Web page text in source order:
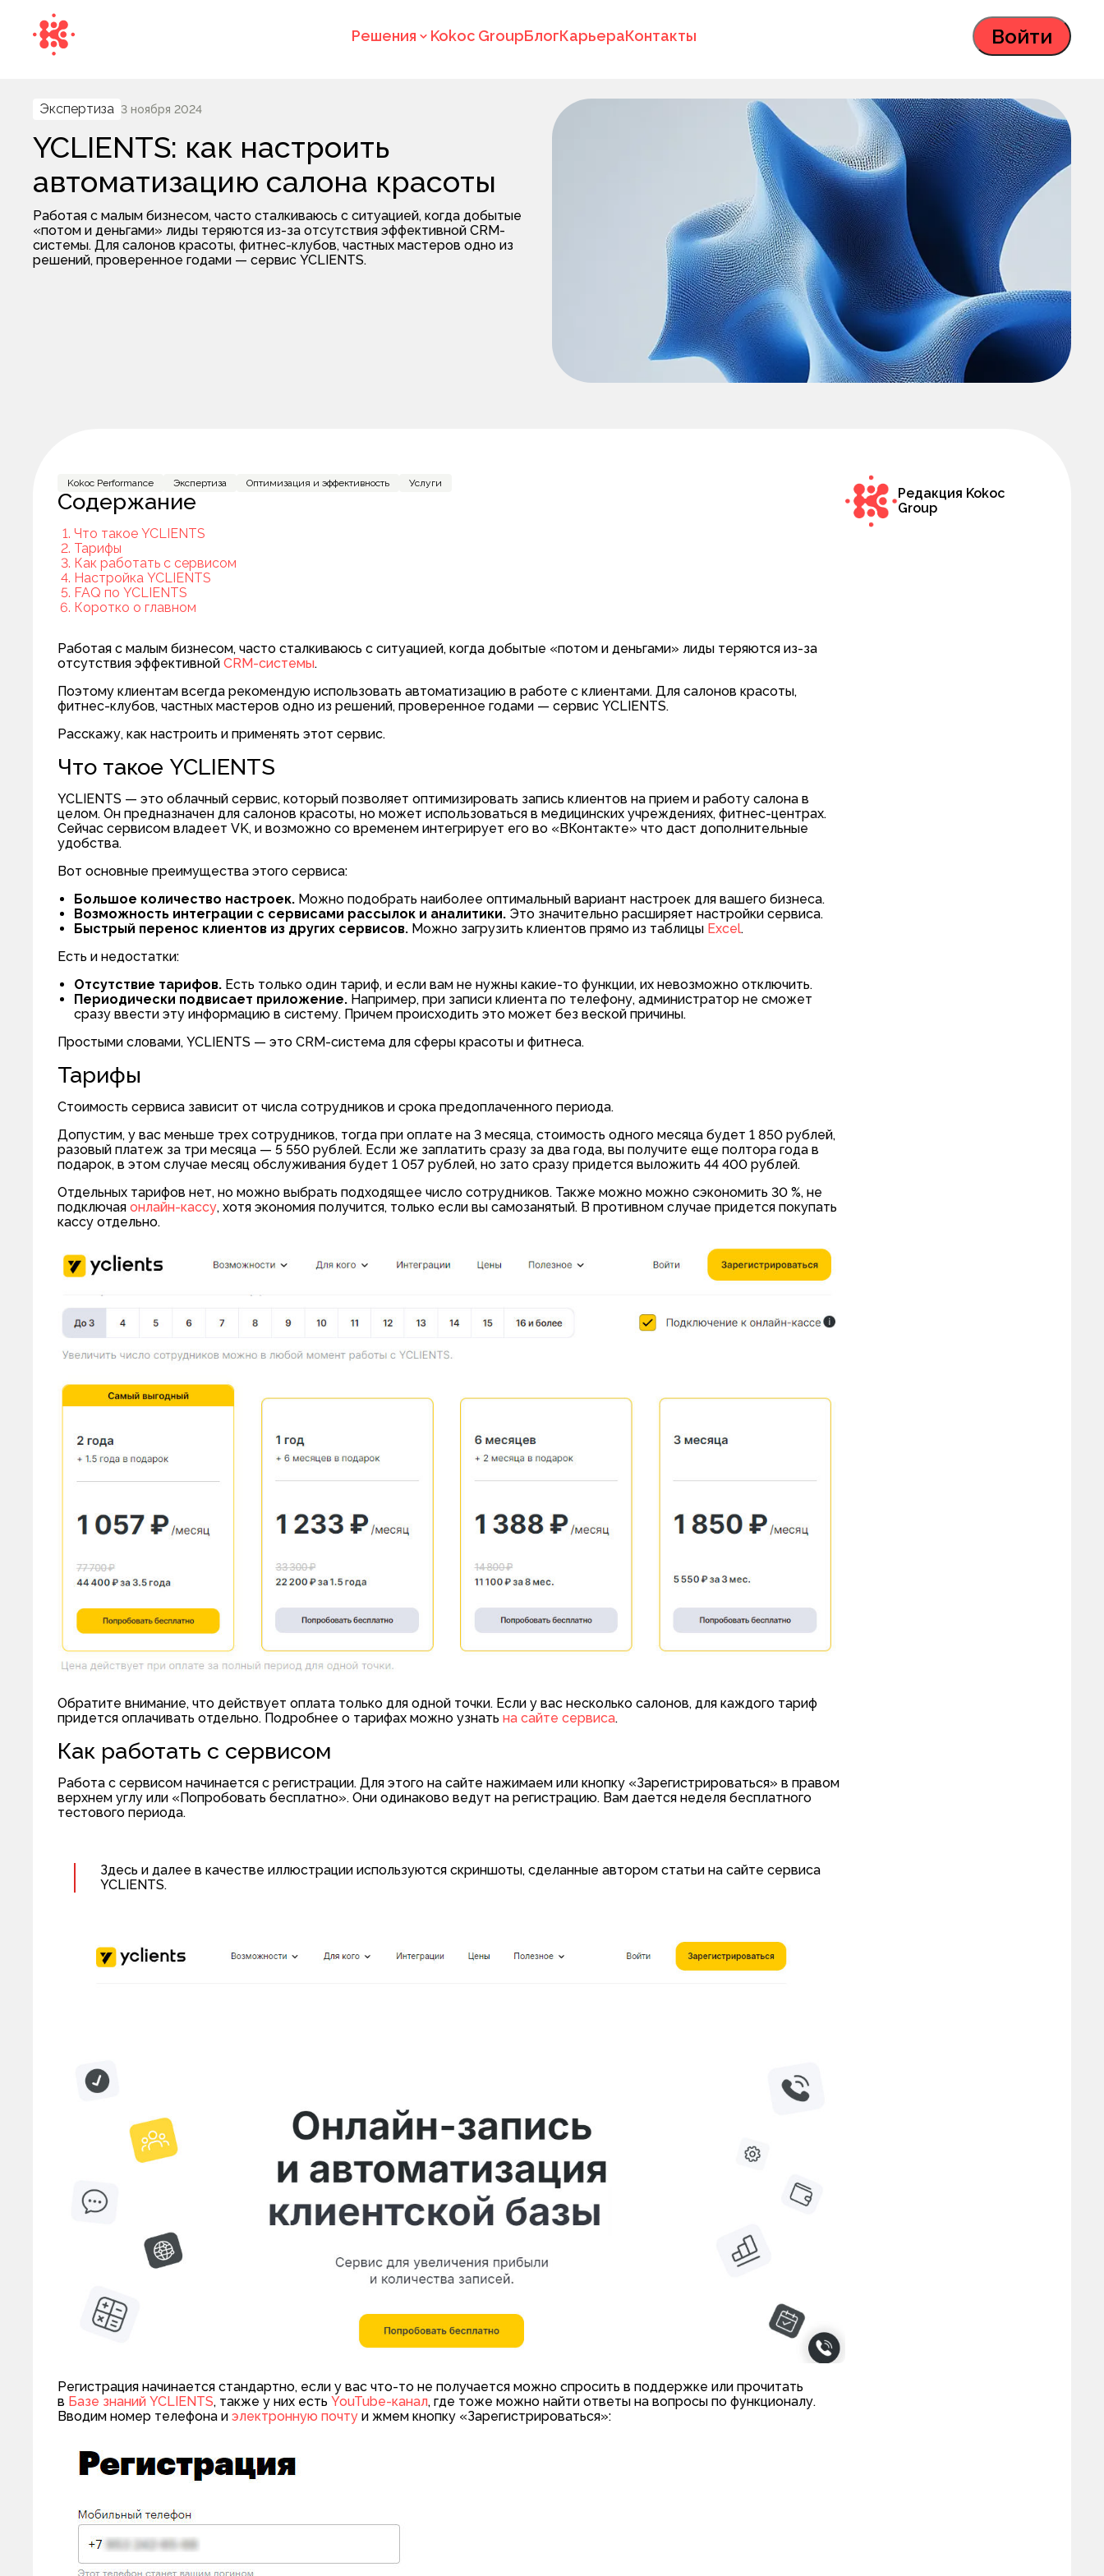
Решения Kokoc GroupБлогКарьераКонтакты Войти
Экспертиза 3 ноября 2024
YCLIENTS: как настроить
автоматизацию салона красоты
Работая с малым бизнесом, часто сталкиваюсь с ситуацией, когда добытые
«потом и деньгами» лиды теряются из-за отсутствия эффективной CRM-
системы. Для салонов красоты, фитнес-клубов, частных мастеров одно из
решений, проверенное годами — сервис YCLIENTS.
Kokoc Performance Экспертиза Оптимизация и эффективность Услуги
Содержание
Что такое YCLIENTS
Тарифы
Как работать с сервисом
Настройка YCLIENTS
FAQ по YCLIENTS
Коротко о главном
Работая с малым бизнесом, часто сталкиваюсь с ситуацией, когда добытые «потом и деньгами» лиды теряются из-за
отсутствия эффективной CRM-системы.
Поэтому клиентам всегда рекомендую использовать автоматизацию в работе с клиентами. Для салонов красоты,
фитнес-клубов, частных мастеров одно из решений, проверенное годами — сервис YCLIENTS.
Расскажу, как настроить и применять этот сервис.
Что такое YCLIENTS
YCLIENTS — это облачный сервис, который позволяет оптимизировать запись клиентов на прием и работу салона в
целом. Он предназначен для салонов красоты, но может использоваться в медицинских учреждениях, фитнес-центрах.
Сейчас сервисом владеет VK, и возможно со временем интегрирует его во «ВКонтакте» что даст дополнительные
удобства.
Вот основные преимущества этого сервиса:
Большое количество настроек. Можно подобрать наиболее оптимальный вариант настроек для вашего бизнеса.
Возможность интеграции с сервисами рассылок и аналитики. Это значительно расширяет настройки сервиса.
Быстрый перенос клиентов из других сервисов. Можно загрузить клиентов прямо из таблицы Excel.
Есть и недостатки:
Отсутствие тарифов. Есть только один тариф, и если вам не нужны какие-то функции, их невозможно отключить.
Периодически подвисает приложение. Например, при записи клиента по телефону, администратор не сможет
сразу ввести эту информацию в систему. Причем происходить это может без веской причины.
Простыми словами, YCLIENTS — это CRM-система для сферы красоты и фитнеса.
Тарифы
Стоимость сервиса зависит от числа сотрудников и срока предоплаченного периода.
Допустим, у вас меньше трех сотрудников, тогда при оплате на 3 месяца, стоимость одного месяца будет 1 850 рублей,
разовый платеж за три месяца — 5 550 рублей. Если же заплатить сразу за два года, вы получите еще полтора года в
подарок, в этом случае месяц обслуживания будет 1 057 рублей, но зато сразу придется выложить 44 400 рублей.
Отдельных тарифов нет, но можно выбрать подходящее число сотрудников. Также можно можно сэкономить 30 %, не
подключая онлайн-кассу, хотя экономия получится, только если вы самозанятый. В противном случае придется покупать
кассу отдельно.
Обратите внимание, что действует оплата только для одной точки. Если у вас несколько салонов, для каждого тариф
придется оплачивать отдельно. Подробнее о тарифах можно узнать на сайте сервиса.
Как работать с сервисом
Работа с сервисом начинается с регистрации. Для этого на сайте нажимаем или кнопку «Зарегистрироваться» в правом
верхнем углу или «Попробовать бесплатно». Они одинаково ведут на регистрацию. Вам дается неделя бесплатного
тестового периода.
Здесь и далее в качестве иллюстрации используются скриншоты, сделанные автором статьи на сайте сервиса
YCLIENTS.
Регистрация начинается стандартно, если у вас что-то не получается можно спросить в поддержке или прочитать
в Базе знаний YCLIENTS, также у них есть YouTube-канал, где тоже можно найти ответы на вопросы по функционалу.
Вводим номер телефона и электронную почту и жмем кнопку «Зарегистрироваться»:
Редакция Kokoc
Group